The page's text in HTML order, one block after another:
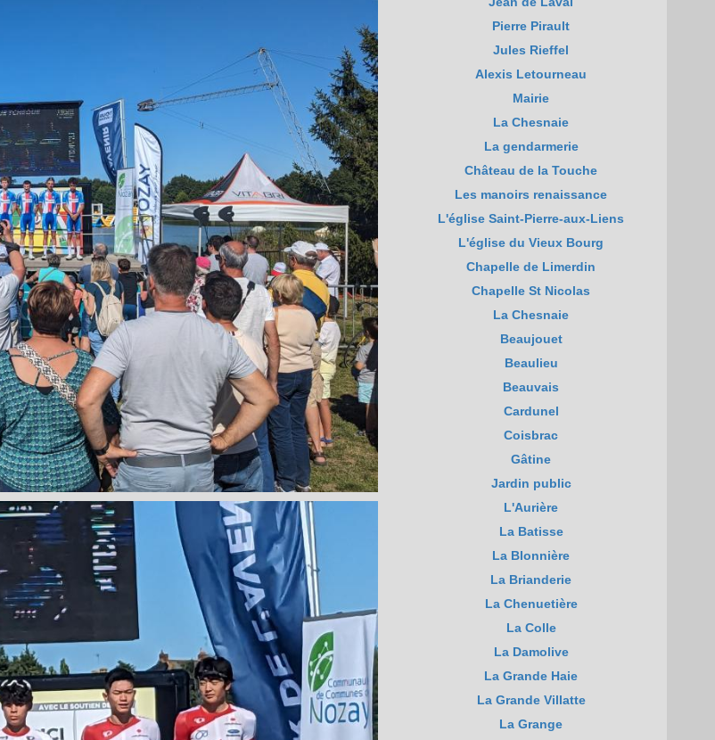
Pierre Pirault
Jules Rieffel
Alexis Letourneau
Mairie
La Chesnaie
La gendarmerie
Château de la Touche
Les manoirs renaissance
L'église Saint-Pierre-aux-Liens
L'église du Vieux Bourg
Chapelle de Limerdin
Chapelle St Nicolas
La Chesnaie
Beaujouet
Beaulieu
Beauvais
Cardunel
Coisbrac
Gâtine
Jardin public
L'Aurière
La Batisse
La Blonnière
La Brianderie
La Chenuetière
La Colle
La Damolive
La Grande Haie
La Grande Villatte
La Grange